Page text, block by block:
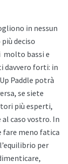
in nessun
deciso
molto bassi e
davvero forti: in
Paddle potrà
se siete
più esperti,
caso vostro. In
fare meno fatica
per